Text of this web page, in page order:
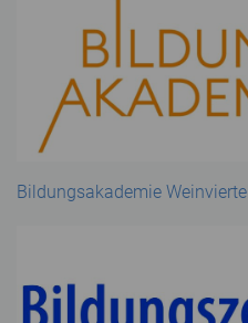
Bildungsakademie Weinviertel